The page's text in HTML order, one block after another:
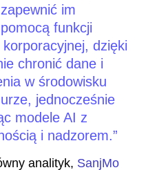
im
funkcji
dzięki
chronić dane i
w środowisku
jednocześnie
modele AI z
i nadzorem.
analityk, SanjMo